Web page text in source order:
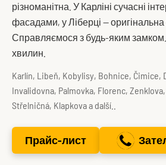
різноманітна. У Карліні сучасні
фасадами, у Ліберці — оригінальна
Справляємося з будь-яким
хвилин.
Karlín, Libeň, Kobylisy, Bohnice, Čimice,
Invalidovna, Palmovka, Florenc,
Střelničná, Klapkova a další..
Прайс-лист